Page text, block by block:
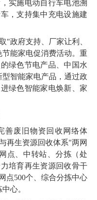
实施电动自行车电池溯
，支持集中充电设施建
"政府支持、厂家让利、
能家电促消费活动。重
绿色节电产品、中国水
智能家电产品，通过政
绿色智能家电焕新、家
善废旧物资回收网络体
再生资源回收体系"两网
点、中转站、分拣（处
培育再生资源回收骨干
点500个、综合分拣中心
心。